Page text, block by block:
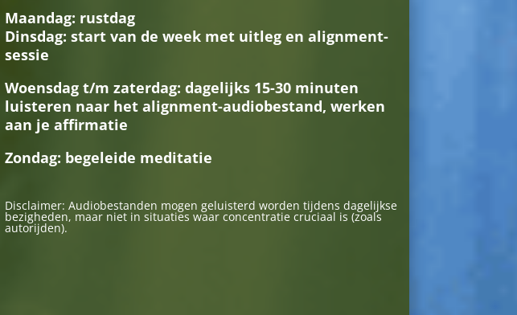
Maandag: rustdag
Dinsdag: start van de week met uitleg en alignment-
sessie
Woensdag t/m zaterdag: dagelijks 15-30 minuten
luisteren naar het alignment-audiobestand, werken
aan je affirmatie
Zondag: begeleide meditatie
Disclaimer: Audiobestanden mogen geluisterd worden tijdens dagelijkse
bezigheden, maar niet in situaties waar concentratie cruciaal is (zoals
autorijden).